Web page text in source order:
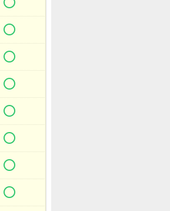






